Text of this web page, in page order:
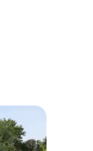
97